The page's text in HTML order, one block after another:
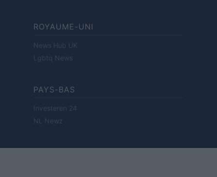
ROYAUME-UNI
News Hub UK
Lgbtq News
PAYS-BAS
Investeren 24
NL Newz